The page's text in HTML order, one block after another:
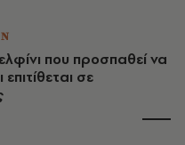
που προσπαθεί να
σε